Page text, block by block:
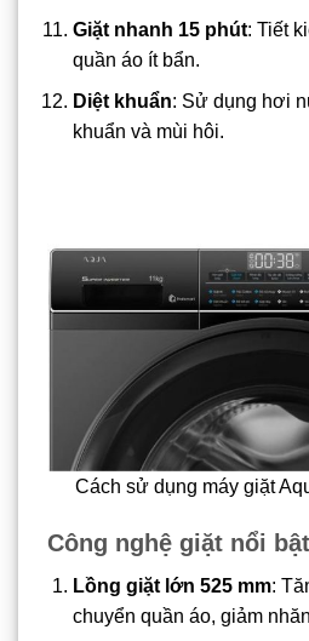
Giặt nhanh 15 phút: Tiết
quần áo ít bẩn.
Diệt khuẩn: Sử dụng hơi
khuẩn và mùi hôi.
Cách sử dụng máy giặt
Công nghệ giặt nổi
Lồng giặt lớn 525 mm:
chuyển quần áo, giảm